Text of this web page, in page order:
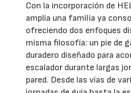
Con la incorporación de
amplía una familia ya
ofreciendo dos enfoques
misma filosofía: un pie de
duradero diseñado para
escalador durante largas
pared. Desde las vías de